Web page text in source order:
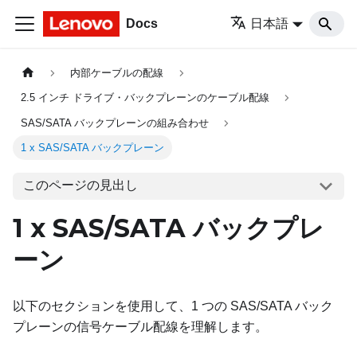
Docs 日本語
内部ケーブルの配線
2.5 インチ ドライブ・バックプレーンのケーブル配線
SAS/SATA バックプレーンの組み合わせ
1 x SAS/SATA バックプレーン
このページの見出し
1 x SAS/SATA バックプレ
ーン
以下のセクションを使用して、1 つの SAS/SATA バック
プレーンの信号ケーブル配線を理解します。